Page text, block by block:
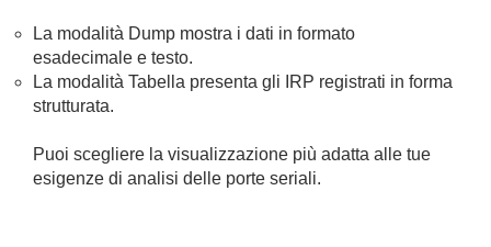
La modalità Dump mostra i dati in formato
esadecimale e testo.
La modalità Tabella presenta gli IRP registrati in forma
strutturata.
Puoi scegliere la visualizzazione più adatta alle tue
esigenze di analisi delle porte seriali.